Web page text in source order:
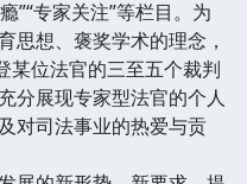
”“专家关注”等栏目。为
思想、褒奖学术的理念，
某位法官的三至五个裁判
分展现专家型法官的个人
对司法事业的热爱与贡